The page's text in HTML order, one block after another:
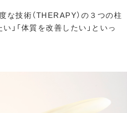
な技術（THERAPY）の３つの柱
」「体質を改善したい」といっ